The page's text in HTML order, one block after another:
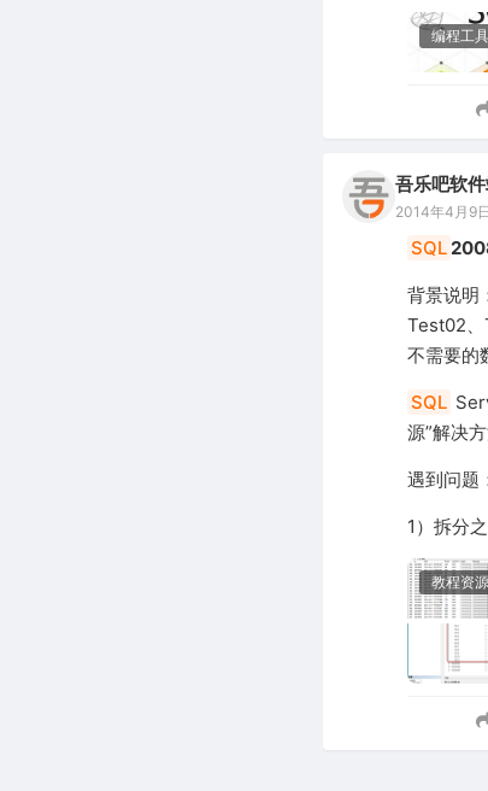
编程工具
吾乐吧软
2014年4月9
SQL
背景说明
Test02、
不需要的
SQL
源”解决
遇到问题
1）拆分之
教程资源